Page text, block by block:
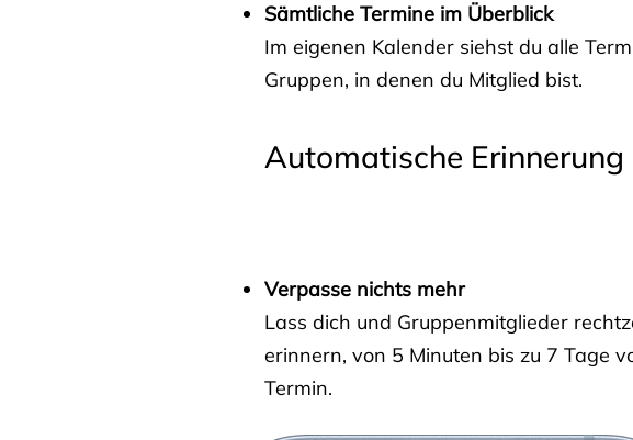
Sämtliche Termine im Überblick
Im eigenen Kalender siehst du alle
Gruppen, in denen du Mitglied bist.
Automatische Erinnerung
Verpasse nichts mehr
Lass dich und Gruppenmitglieder
erinnern, von 5 Minuten bis zu 7 Tage
Termin.